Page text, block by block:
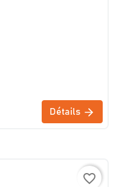
Détails
favorite_border